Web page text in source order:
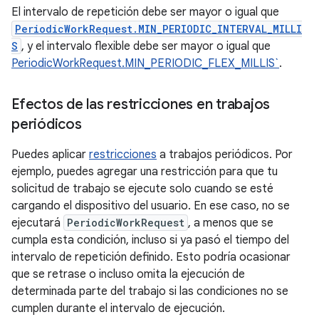
El intervalo de repetición debe ser mayor o igual que
PeriodicWorkRequest.MIN_PERIODIC_INTERVAL_MILLI
S , y el intervalo flexible debe ser mayor o igual que
PeriodicWorkRequest.MIN_PERIODIC_FLEX_MILLIS`.
Efectos de las restricciones en trabajos
periódicos
Puedes aplicar restricciones a trabajos periódicos. Por
ejemplo, puedes agregar una restricción para que tu
solicitud de trabajo se ejecute solo cuando se esté
cargando el dispositivo del usuario. En ese caso, no se
ejecutará PeriodicWorkRequest , a menos que se
cumpla esta condición, incluso si ya pasó el tiempo del
intervalo de repetición definido. Esto podría ocasionar
que se retrase o incluso omita la ejecución de
determinada parte del trabajo si las condiciones no se
cumplen durante el intervalo de ejecución.